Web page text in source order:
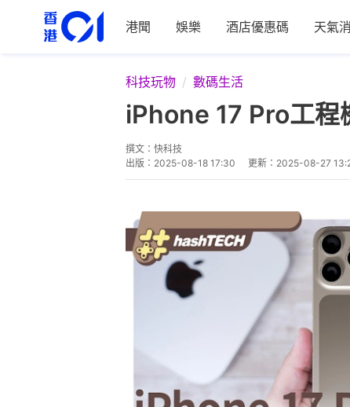
港聞 娛樂 酒店優惠碼 天氣
科技玩物 數碼生活
iPhone 17 Pro工
撰文： 快科技
出版： 2025-08-18 17:30 更新： 2025-08-27